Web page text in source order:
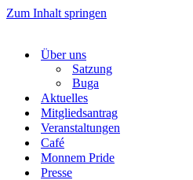
Zum Inhalt springen
Über uns
Satzung
Buga
Aktuelles
Mitgliedsantrag
Veranstaltungen
Café
Monnem Pride
Presse